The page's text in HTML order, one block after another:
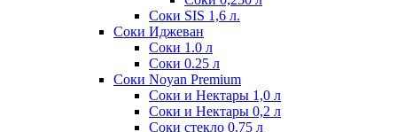
Соки SIS 1,6 л.
Соки Иджеван
Соки 1.0 л
Соки 0.25 л
Соки Noyan Premium
Соки и Нектары 1,0 л
Соки и Нектары 0,2 л
Соки стекло 0,75 л